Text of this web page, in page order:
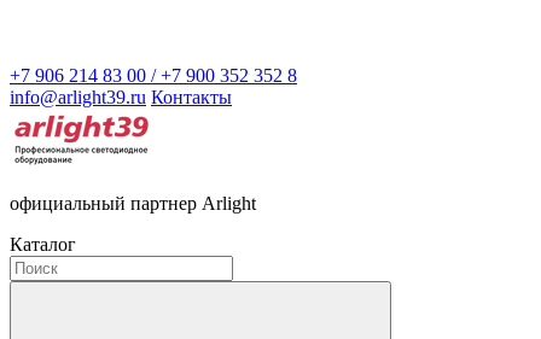
+7 906 214 83 00 / +7 900 352 352 8
info@arlight39.ru Контакты
официальный партнер Arlight
Каталог